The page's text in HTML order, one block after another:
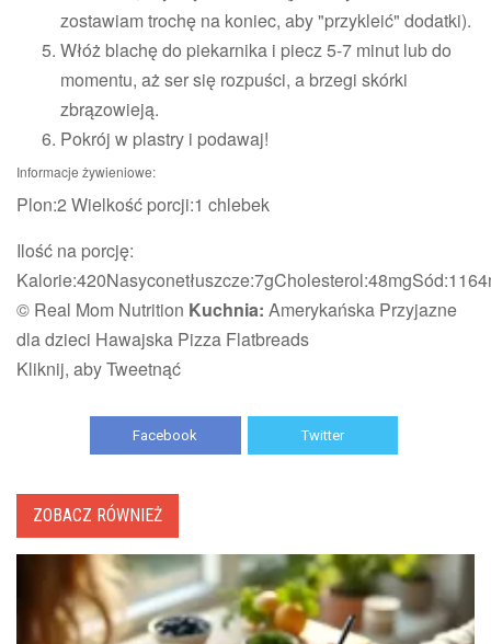
zostawiam trochę na koniec, aby "przykleić" dodatki).
Włóż blachę do piekarnika i piecz 5-7 minut lub do
momentu, aż ser się rozpuści, a brzegi skórki
zbrązowieją.
Pokrój w plastry i podawaj!
Informacje żywieniowe:
Plon:2 Wielkość porcji:1 chlebek
Ilość na porcję:
Kalorie:420Nasyconetłuszcze:7gCholesterol:48mgSód:
© Real Mom Nutrition Kuchnia: Amerykańska Przyjazne
dla dzieci Hawajska Pizza Flatbreads
Kliknij, aby Tweetnąć
Facebook Twitter
ZOBACZ RÓWNIEŻ